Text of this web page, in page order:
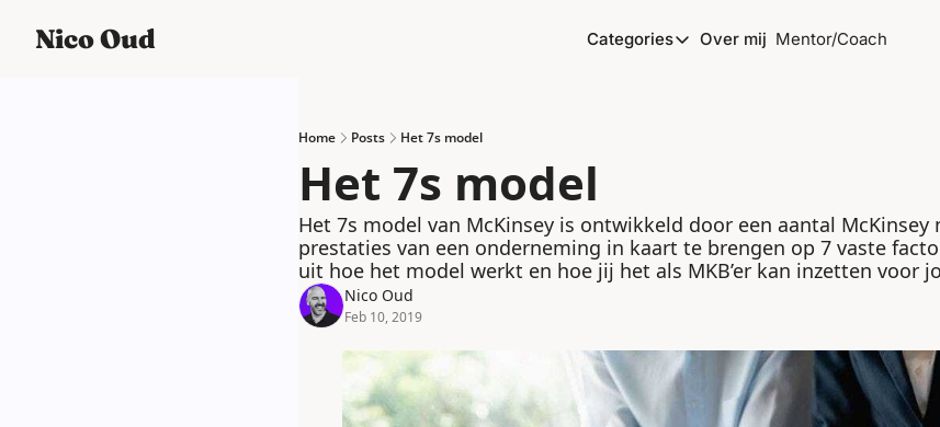
Nico Oud Categories
Categories
Podcasting
Productiviteit
Over mij Mentor/Coach
Home Posts Het 7s model
Het 7s model
Het 7s model van McKinsey is ontwikkeld door een aantal McKinsey
prestaties van een onderneming in kaart te brengen op 7 vaste
uit hoe het model werkt en hoe jij het als MKB’er kan inzetten voor
Nico Oud
Feb 10, 2019